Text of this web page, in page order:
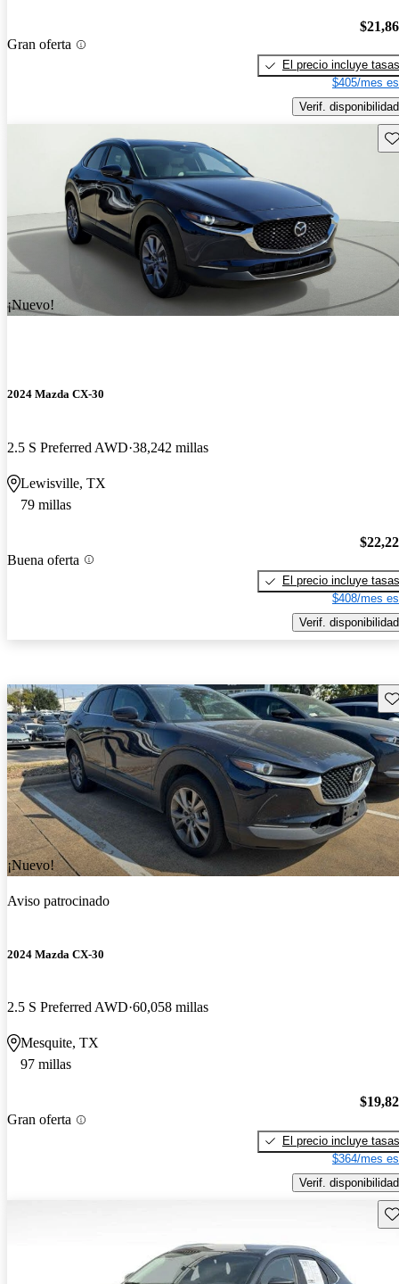
Gran oferta
El precio incluye tasas
$405/mes
Verif. disponibilidad
¡Nuevo!
2024 Mazda CX-30
2.5 S Preferred AWD 38,242 millas
Lewisville, TX
79 millas
Buena oferta
El precio incluye tasas
$408/mes
Verif. disponibilidad
¡Nuevo!
Aviso patrocinado
2024 Mazda CX-30
2.5 S Preferred AWD 60,058 millas
Mesquite, TX
97 millas
Gran oferta
El precio incluye tasas
$364/mes
Verif. disponibilidad